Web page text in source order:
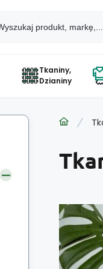
Tkaniny,
Dzianiny